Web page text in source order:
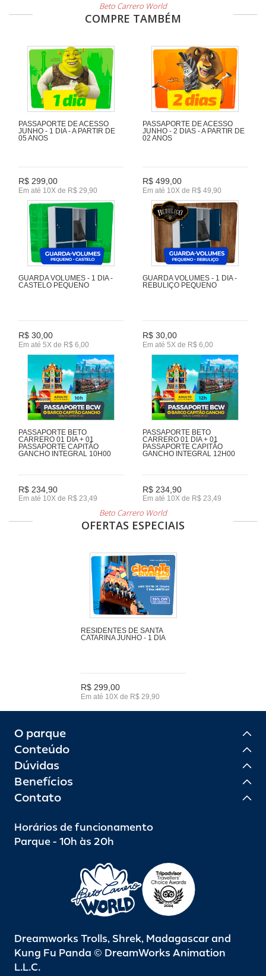
Beto Carrero World
COMPRE TAMBÉM
PASSAPORTE DE ACESSO
JUNHO - 1 DIA - A PARTIR DE
05 ANOS
R$ 299,00
Em até 10X de R$ 29,90
PASSAPORTE DE ACESSO
JUNHO - 2 DIAS - A PARTIR DE
02 ANOS
R$ 499,00
Em até 10X de R$ 49,90
GUARDA VOLUMES - 1 DIA -
CASTELO PEQUENO
R$ 30,00
Em até 5X de R$ 6,00
GUARDA VOLUMES - 1 DIA -
REBULIÇO PEQUENO
R$ 30,00
Em até 5X de R$ 6,00
PASSAPORTE BETO
CARRERO 01 DIA + 01
PASSAPORTE CAPITÃO
GANCHO INTEGRAL 10H00
R$ 234,90
Em até 10X de R$ 23,49
PASSAPORTE BETO
CARRERO 01 DIA + 01
PASSAPORTE CAPITÃO
GANCHO INTEGRAL 12H00
R$ 234,90
Em até 10X de R$ 23,49
Beto Carrero World
OFERTAS ESPECIAIS
RESIDENTES DE SANTA
CATARINA JUNHO - 1 DIA
R$ 299,00
Em até 10X de R$ 29,90
O parque
Conteúdo
Dúvidas
Benefícios
Contato
Horários de funcionamento
Parque - 10h às 20h
Dreamworks Trolls, Shrek, Madagascar and
Kung Fu Panda © DreamWorks Animation
L.L.C.